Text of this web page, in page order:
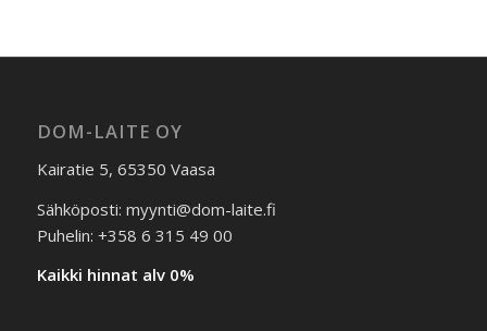
DOM-LAITE OY
Kairatie 5, 65350 Vaasa
Sähköposti: myynti@dom-laite.fi
Puhelin: +358 6 315 49 00
Kaikki hinnat alv 0%